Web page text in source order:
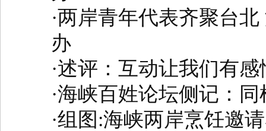
·两岸青年代表齐聚台
办
·述评：互动让我们有
·海峡百姓论坛侧记：
·组图:海峡两岸烹饪邀